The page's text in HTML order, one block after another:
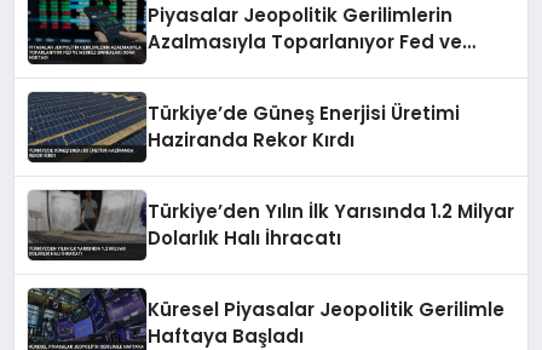
Piyasalar Jeopolitik Gerilimlerin
Azalmasıyla Toparlanıyor Fed ve
Türkiye’de Güneş Enerjisi Üretimi
Haziranda Rekor Kırdı
Türkiye’den Yılın İlk Yarısında 1.2 Milyar
Dolarlık Halı İhracatı
Küresel Piyasalar Jeopolitik Gerilimle
Haftaya Başladı